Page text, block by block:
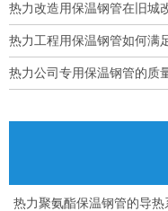
热力改造用保温钢管在旧城
热力工程用保温钢管如何满
热力公司专用保温钢管的质
热力聚氨酯保温钢管的导热